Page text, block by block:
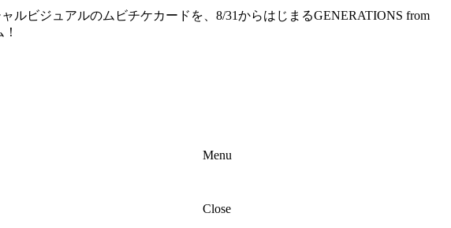
Menu
Close
ビジュアルのムビチケカードを、8/31からはじまるGENERATIONS from